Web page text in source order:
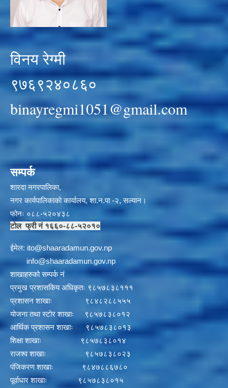
विनय रेग्मी
९७६९२४०८६०
binayregmi1051@gmail.com
सम्पर्क
शारदा नगरपालिका,
नगर कार्यपालिकाको कार्यालय, शा.न.पा -२, सल्यान।
फोनः ०८८-५२०४३८
टोल फ्री नं १६६०-८८-५२०१०
ईमेल: ito@shaaradamun.gov.np
info@shaaradamun.gov.np
शाखाहरुको सम्पर्क नं
प्रमुख प्रशासकिय अधिकृतः ९८५७८३८१११
प्रशासन शाखाः ९८४८२८८५५५
योजना तथा स्टोर शाखाः ९८५७८३८०१२
आर्थिक प्रशासन शाखाः ९८५७८३८०१३
शिक्षा शाखाः ९८५७८३८०१४
राजश्व शाखाः ९८५७८३८०२३
पंजिकरण शाखाः ९८४७८८६७८०
पूर्वाधार शाखाः ९८५७८३८०१५